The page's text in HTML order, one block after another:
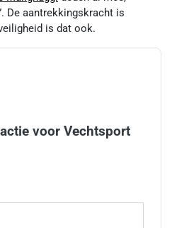
De aantrekkingskracht is
is dat ook.
voor Vechtsport